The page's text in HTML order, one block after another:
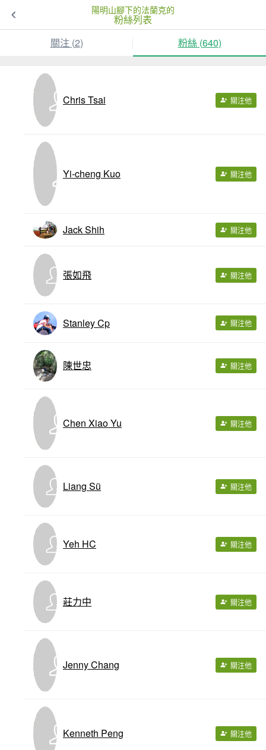
陽明山腳下的法蘭克的
粉絲列表
關注 (2) 粉絲 (640)
Chris Tsai 關注他
Yi-cheng Kuo 關注他
Jack Shih 關注他
張如飛 關注他
Stanley Cp 關注他
陳世忠 關注他
Chen Xiao Yu 關注他
Liang Sü 關注他
Yeh HC 關注他
莊力中 關注他
Jenny Chang 關注他
Kenneth Peng 關注他